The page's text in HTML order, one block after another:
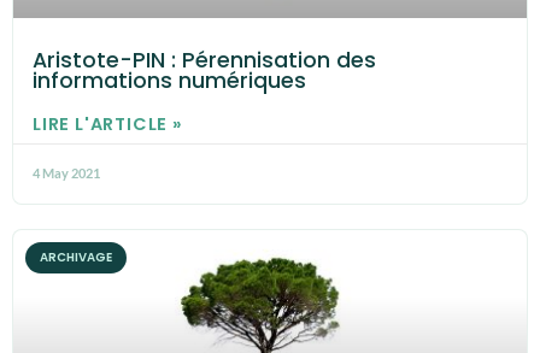
Aristote-PIN : Pérennisation des
informations numériques
LIRE L'ARTICLE »
4 May 2021
ARCHIVAGE